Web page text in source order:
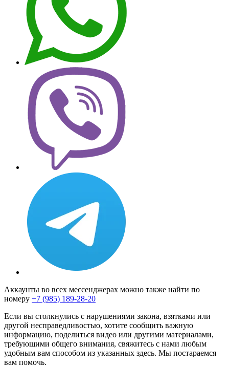
Аккаунты во всех мессенджерах можно также найти по
номеру +7 (985) 189-28-20
Если вы столкнулись с нарушениями закона, взятками или
другой несправедливостью, хотите сообщить важную
информацию, поделиться видео или другими материалами,
требующими общего внимания, свяжитесь с нами любым
удобным вам способом из указанных здесь. Мы постараемся
вам помочь.